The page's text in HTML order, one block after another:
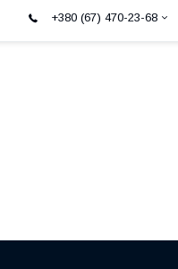
+380 (67) 470-23-68